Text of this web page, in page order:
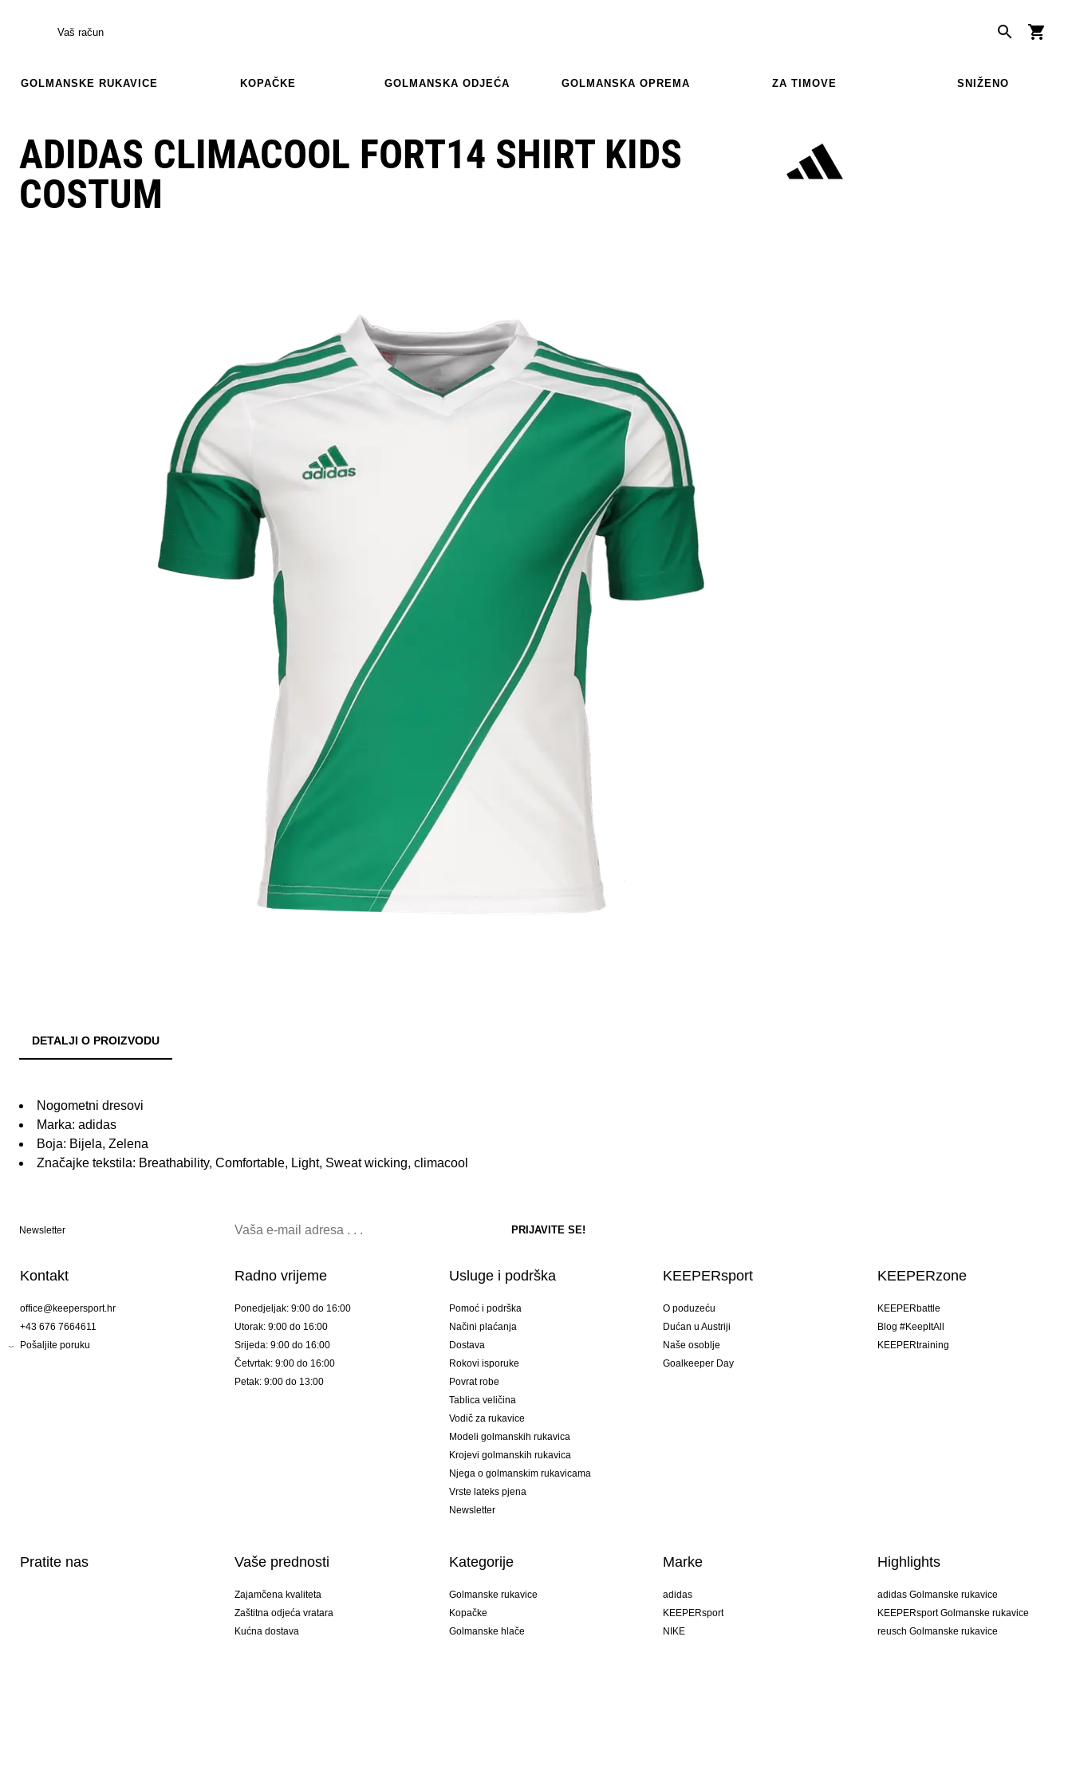
Vaš račun
GOLMANSKE RUKAVICE KOPAČKE GOLMANSKA ODJEĆA GOLMANSKA OPREMA ZA TIMOVE SNIŽENO
ADIDAS CLIMACOOL FORT14 SHIRT KIDS
COSTUM
DETALJI O PROIZVODU
Nogometni dresovi
Marka: adidas
Boja: Bijela, Zelena
Značajke tekstila: Breathability, Comfortable, Light, Sweat wicking, climacool
Newsletter
Kontakt
office@keepersport.hr
+43 676 7664611
Pošaljite poruku
Radno vrijeme
Ponedjeljak: 9:00 do 16:00
Utorak: 9:00 do 16:00
Srijeda: 9:00 do 16:00
Četvrtak: 9:00 do 16:00
Petak: 9:00 do 13:00
Usluge i podrška
Pomoć i podrška
Načini plaćanja
Dostava
Rokovi isporuke
Povrat robe
Tablica veličina
Vodič za rukavice
Modeli golmanskih rukavica
Krojevi golmanskih rukavica
Njega o golmanskim rukavicama
Vrste lateks pjena
Newsletter
KEEPERsport
O poduzeću
Dućan u Austriji
Naše osoblje
Goalkeeper Day
KEEPERzone
KEEPERbattle
Blog #KeepItAll
KEEPERtraining
Pratite nas Vaše prednosti
Zajamčena kvaliteta
Zaštitna odjeća vratara
Kućna dostava
Kategorije
Golmanske rukavice
Kopačke
Golmanske hlače
Marke
adidas
KEEPERsport
NIKE
Highlights
adidas Golmanske rukavice
KEEPERsport Golmanske rukavice
reusch Golmanske rukavice